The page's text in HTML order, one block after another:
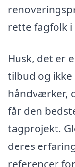
rette fagfolk
Husk, det er
tilbud og
håndværker,
får den
tagprojekt.
deres
referencer